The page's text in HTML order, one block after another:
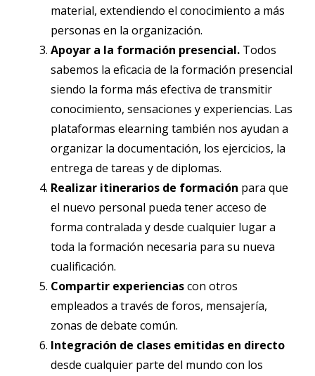
material, extendiendo el conocimiento a más
personas en la organización.
Apoyar a la formación presencial. Todos
sabemos la eficacia de la formación presencial
siendo la forma más efectiva de transmitir
conocimiento, sensaciones y experiencias. Las
plataformas elearning también nos ayudan a
organizar la documentación, los ejercicios, la
entrega de tareas y de diplomas.
Realizar itinerarios de formación para que
el nuevo personal pueda tener acceso de
forma contralada y desde cualquier lugar a
toda la formación necesaria para su nueva
cualificación.
Compartir experienciascon otros
empleados a través de foros, mensajería,
zonas de debate común.
Integración de clases emitidas en directo
desde cualquier parte del mundo con los